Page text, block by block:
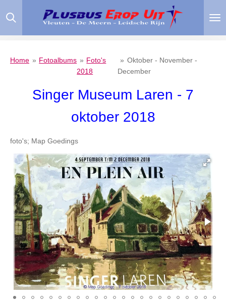
direct
Home » Fotoalbums » Foto's
2018
» Oktober - November -
December
Singer Museum Laren - 7
oktober 2018
foto's; Map Goedings